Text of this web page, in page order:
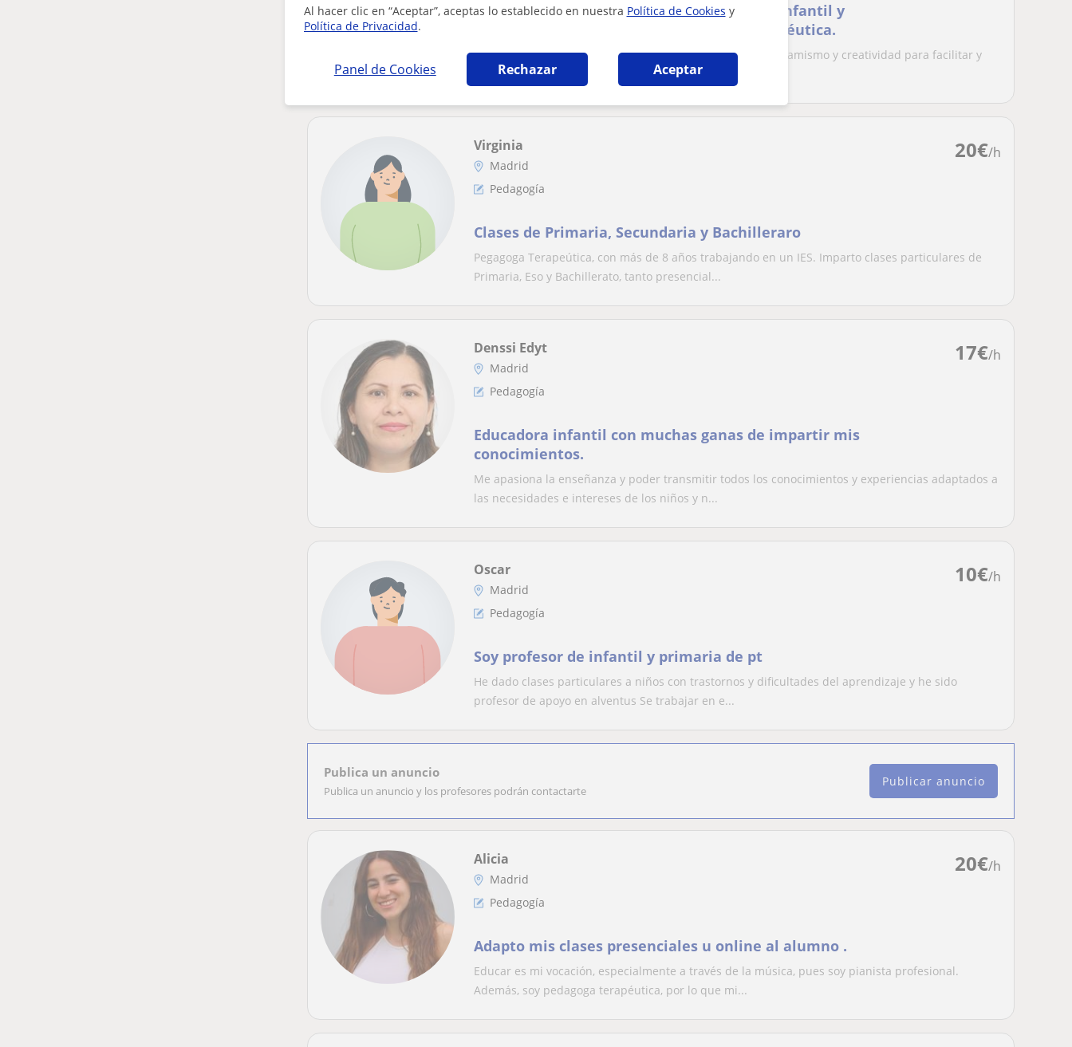
Al hacer clic en “Aceptar”, aceptas lo establecido en nuestra Política de Cookies y
Política de Privacidad.
Panel de Cookies Rechazar Aceptar
Maestra de 25 años titulada en Educación Infantil y
Primaria, especializada en Pedagogía Terapéutica.
Tengo pasión por enseñar, empatía para acompañar, y dinamismo y creatividad para facilitar y
acercar los contenidos de cualquier asignatura...
20€/h
Virginia
Madrid
Pedagogía
Clases de Primaria, Secundaria y Bachilleraro
Pegagoga Terapeútica, con más de 8 años trabajando en un IES. Imparto clases particulares de
Primaria, Eso y Bachillerato, tanto presencial...
17€/h
Denssi Edyt
Madrid
Pedagogía
Educadora infantil con muchas ganas de impartir mis
conocimientos.
Me apasiona la enseñanza y poder transmitir todos los conocimientos y experiencias adaptados a
las necesidades e intereses de los niños y n...
10€/h
Oscar
Madrid
Pedagogía
Soy profesor de infantil y primaria de pt
He dado clases particulares a niños con trastornos y dificultades del aprendizaje y he sido
profesor de apoyo en alventus Se trabajar en e...
Publica un anuncio
Publica un anuncio y los profesores podrán contactarte
Publicar anuncio
20€/h
Alicia
Madrid
Pedagogía
Adapto mis clases presenciales u online al alumno .
Educar es mi vocación, especialmente a través de la música, pues soy pianista profesional.
Además, soy pedagoga terapéutica, por lo que mi...